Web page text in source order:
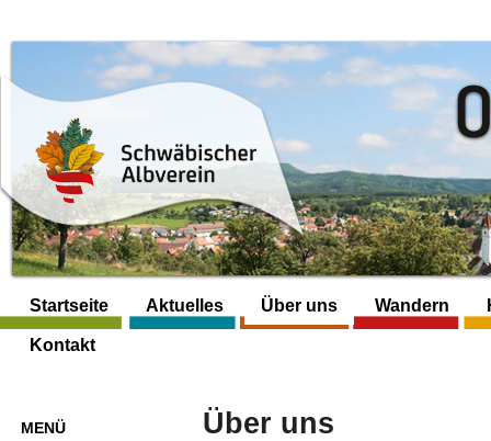
Startseite Aktuelles Über uns Wandern
Kontakt
MENÜ Über uns